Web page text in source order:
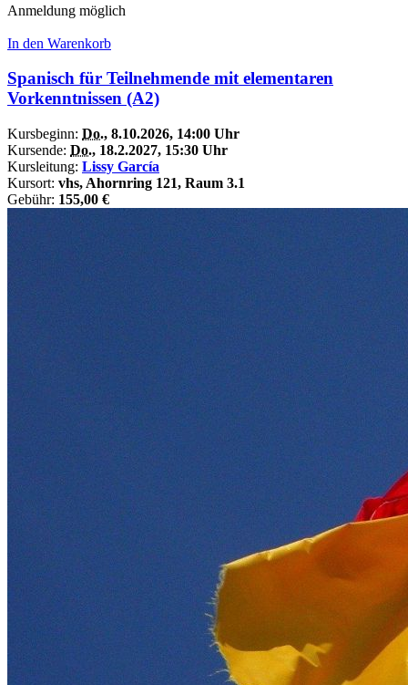
Anmeldung möglich
In den Warenkorb
Spanisch für Teilnehmende mit elementaren
Vorkenntnissen (A2)
Kursbeginn: Do., 8.10.2026, 14:00 Uhr
Kursende: Do., 18.2.2027, 15:30 Uhr
Kursleitung: Lissy García
Kursort: vhs, Ahornring 121, Raum 3.1
Gebühr: 155,00 €